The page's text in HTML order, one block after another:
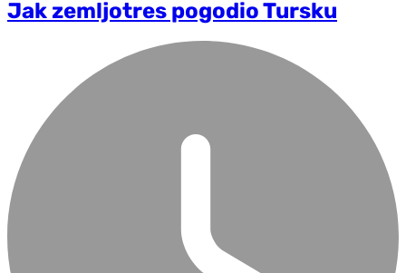
Jak zemljotres pogodio Tursku